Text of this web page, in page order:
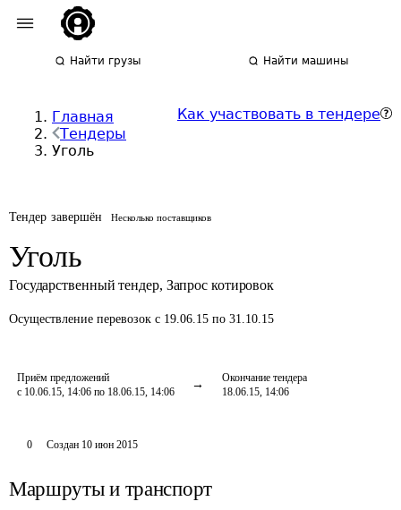
Найти грузы Найти машины
Главная
Тендеры
Уголь
Как участвовать в тендере
Тендер завершён Несколько поставщиков
Уголь
Государственный тендер, Запрос котировок
Осуществление перевозок с 19.06.15 по 31.10.15
Приём предложений
с 10.06.15, 14:06 по 18.06.15, 14:06
Окончание тендера
18.06.15, 14:06
0 Создан 10 июн 2015
Маршруты и транспорт